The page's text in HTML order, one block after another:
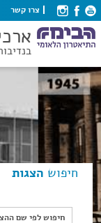
צרו קשר
חיפוש הצגות
חיפוש לפי שם